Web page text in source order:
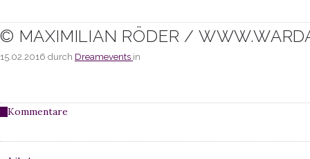
© MAXIMILIAN RÖDER /
15.02.2016 durch Dreamevents in
Kommentare